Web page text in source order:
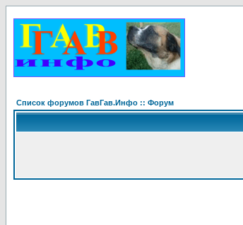
Список форумов ГавГав.Инфо :: Форум